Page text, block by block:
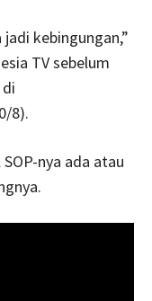
kebingungan,”
TV sebelum
8).
nya ada atau